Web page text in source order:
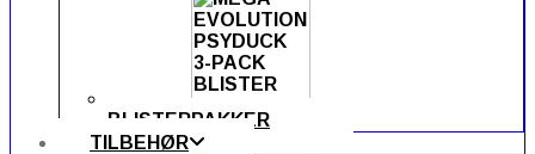
BLISTERPAKKER
TILBEHØR